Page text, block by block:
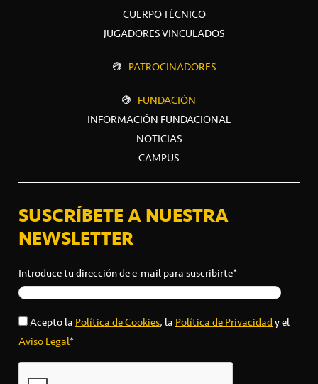
CUERPO TÉCNICO
JUGADORES VINCULADOS
PATROCINADORES
FUNDACIÓN
INFORMACIÓN FUNDACIONAL
NOTICIAS
CAMPUS
SUSCRÍBETE A NUESTRA
NEWSLETTER
Introduce tu dirección de e-mail para suscribirte*
Acepto la Política de Cookies, la Política de Privacidady el
Aviso Legal*